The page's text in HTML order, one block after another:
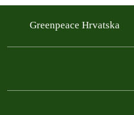
Greenpeace Hrvatska